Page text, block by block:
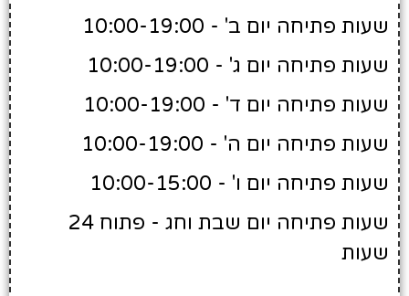
שעות פתיחה יום ב' - 10:00-19:00
שעות פתיחה יום ג' - 10:00-19:00
שעות פתיחה יום ד' - 10:00-19:00
שעות פתיחה יום ה' - 10:00-19:00
שעות פתיחה יום ו' - 10:00-15:00
שעות פתיחה יום שבת וחג - פתוח 24
שעות